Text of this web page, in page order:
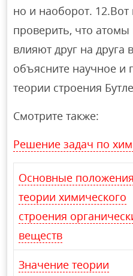
но и наоборот.
проверить, что
влияют друг на друга
объясните научное и
теории строения
Смотрите также:
Решение задач по
Основные положения
теории химического
строения
веществ
Значение теории